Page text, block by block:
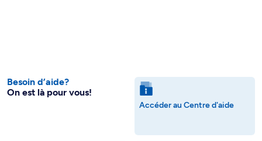
Besoin d’aide?
On est là pour vous!
Accéder au Centre d'aide